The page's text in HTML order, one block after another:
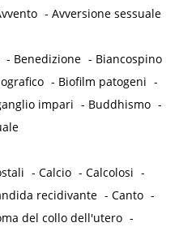
-Avversione sessuale
- Benedizione - Biancospino
- Biofilm patogeni -
impari - Buddhismo -
-Calcio -Calcolosi -
recidivante -Canto -
del collo dell'utero -